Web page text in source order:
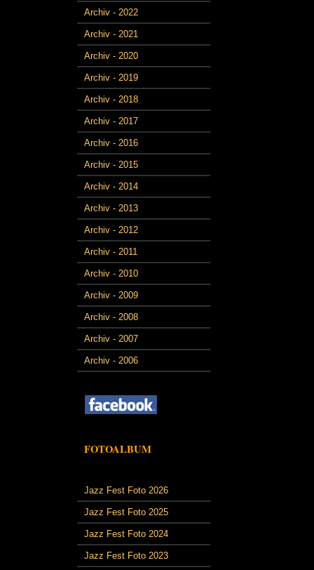
Archiv - 2022
Archiv - 2021
Archiv - 2020
Archiv - 2019
Archiv - 2018
Archiv - 2017
Archiv - 2016
Archiv - 2015
Archiv - 2014
Archiv - 2013
Archiv - 2012
Archiv - 2011
Archiv - 2010
Archiv - 2009
Archiv - 2008
Archiv - 2007
Archiv - 2006
FOTOALBUM
Jazz Fest Foto 2026
Jazz Fest Foto 2025
Jazz Fest Foto 2024
Jazz Fest Foto 2023